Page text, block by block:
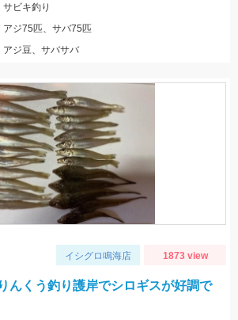
サビキ釣り
アジ75匹、サバ75匹
アジ豆、サバサバ
イシグロ鳴海店 1873 view
くう釣り護岸でシロギスが好調で